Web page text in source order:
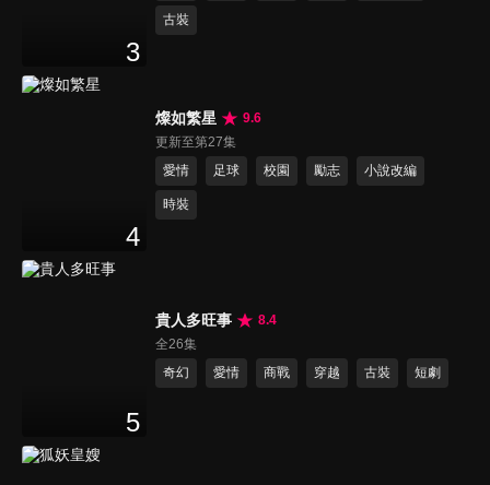
3
古裝
4
燦如繁星
9.6
更新至第27集
愛情
足球 校園 勵志 小說改編
時裝
5
貴人多旺事
8.4
全26集
奇幻
愛情 商戰 穿越 古裝 短劇